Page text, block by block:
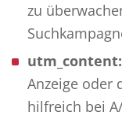
zu
utm_content:
Anzeige oder
hilfreich bei